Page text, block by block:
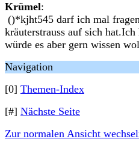
Krümel:
()*kjht545 darf ich mal
kräuterstrauss auf sich
würde es aber gern wissen
Navigation
[0] Themen-Index
[#] Nächste Seite
Zur normalen Ansicht